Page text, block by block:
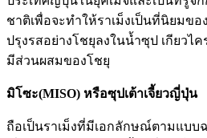
ชาติเพื่อจะทำให้ราเม็งเป็นที่นิยมขอ
ปรุงรสอย่างโชยุลงในนํ้าซุป เกียวไ
มีส่วนผสมของโชยุ
มิโซะ(MISO) หรือซุปเต้าเจี้ยวญี่ปุ่น
ถือเป็นราเม็งที่มีเอกลักษณ์ตามแบบ